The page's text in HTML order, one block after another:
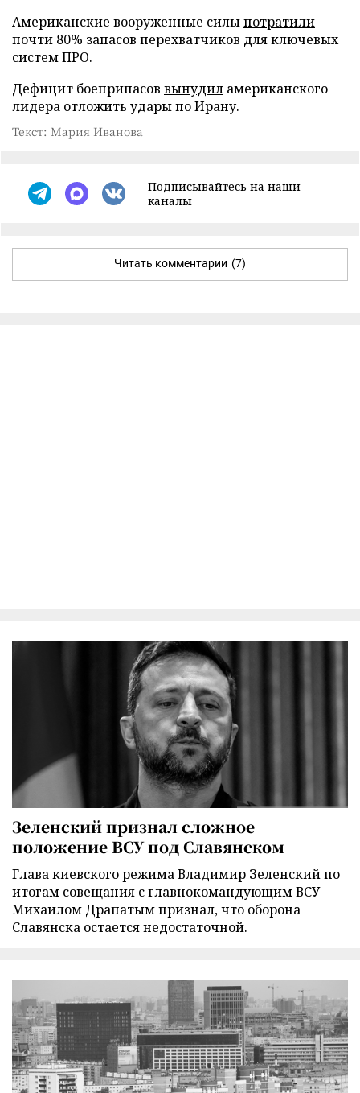
Американские вооруженные силыпотратили
почти 80% запасов перехватчиков для ключевых
систем ПРО.
Дефицит боеприпасов вынудил американского
лидера отложить удары по Ирану.
Текст: Мария Иванова
Подписывайтесь на наши
каналы
Читать комментарии (7)
Зеленский признал сложное
положение ВСУ под Славянском
Глава киевского режима Владимир Зеленский по
итогам совещания с главнокомандующим ВСУ
Михаилом Драпатым признал, что оборона
Славянска остается недостаточной.